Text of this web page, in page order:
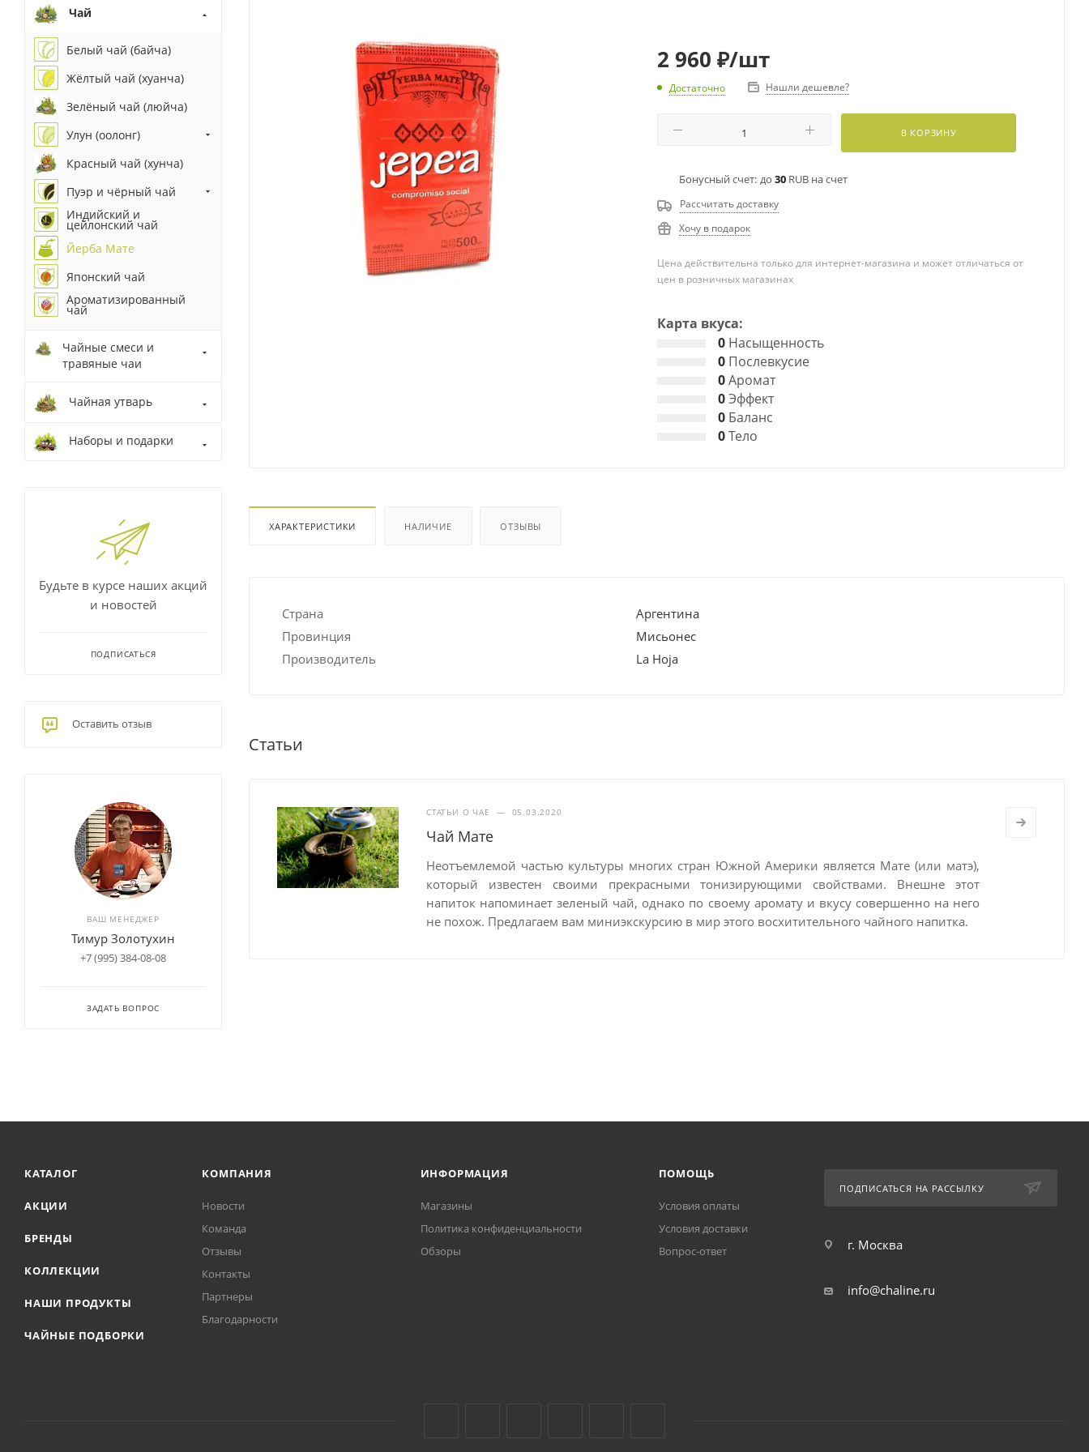
2 960 ₽/шт
Достаточно Нашли дешевле?
В КОРЗИНУ
Бонусный счет: до 30RUB на счет
Рассчитать доставку
Хочу в подарок
Цена действительна только для интернет-магазина и может отличаться от
цен в розничных магазинах
Карта вкуса:
0Насыщенность
0Послевкусие
0Аромат
0Эффект
0Баланс
0Тело
ХАРАКТЕРИСТИКИ НАЛИЧИЕ ОТЗЫВЫ
Страна
Аргентина
Провинция
Мисьонес
Производитель
La Hoja
Статьи
СТАТЬИ О ЧАЕ — 05.03.2020
Чай Мате
Неотъемлемой частью культуры многих стран Южной Америки является Мате(или матэ),
который известен своими прекрасными тонизирующими свойствами. Внешне этот
напиток напоминает зеленый чай, однако по своему аромату и вкусу совершенно на него
не похож. Предлагаем вам миниэкскурсию в мир этого восхитительного чайного напитка.
Чай
Белый чай (байча)
Жёлтый чай (хуанча)
Зелёный чай (люйча)
Улун (оолонг)
Красный чай (хунча)
Пуэр и чёрный чай
Индийский и
цейлонский чай
Йерба Мате
Японский чай
Ароматизированный
чай
Чайные смеси и
травяные чаи
Чайная утварь
Наборы и подарки
Будьте в курсе наших акций
и новостей
ПОДПИСАТЬСЯ
Оставить отзыв
ВАШ МЕНЕДЖЕР
Тимур Золотухин
+7 (995) 384-08-08
ЗАДАТЬ ВОПРОС
КАТАЛОГ
АКЦИИ
БРЕНДЫ
КОЛЛЕКЦИИ
НАШИ ПРОДУКТЫ
ЧАЙНЫЕ ПОДБОРКИ
КОМПАНИЯ
Новости
Команда
Отзывы
Контакты
Партнеры
Благодарности
ИНФОРМАЦИЯ
Магазины
Политика конфиденциальности
Обзоры
ПОМОЩЬ
Условия оплаты
Условия доставки
Вопрос-ответ
ПОДПИСАТЬСЯ НА РАССЫЛКУ
г. Москва
info@chaline.ru